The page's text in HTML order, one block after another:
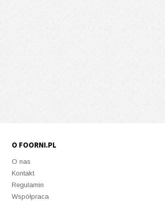
O FOORNI.PL
O nas
Kontakt
Regulamin
Współpraca